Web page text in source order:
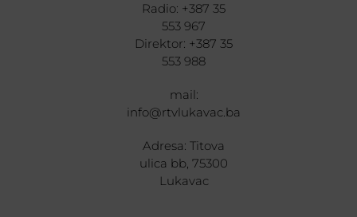
Radio: +387 35
553 967
Direktor: +387 35
553 988
mail:
info@rtvlukavac.ba
Adresa: Titova
ulica bb, 75300
Lukavac